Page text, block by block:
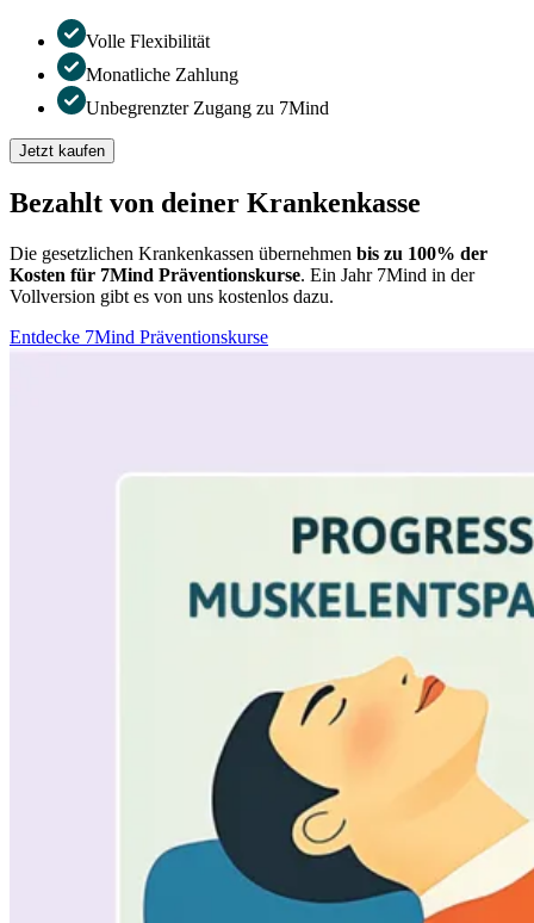
Volle Flexibilität
Monatliche Zahlung
Unbegrenzter Zugang zu 7Mind
Jetzt kaufen
Bezahlt von deiner Krankenkasse
Die gesetzlichen Krankenkassen übernehmen bis zu 100% der
Kosten für 7Mind Präventionskurse. Ein Jahr 7Mind in der
Vollversion gibt es von uns kostenlos dazu.
Entdecke 7Mind Präventionskurse